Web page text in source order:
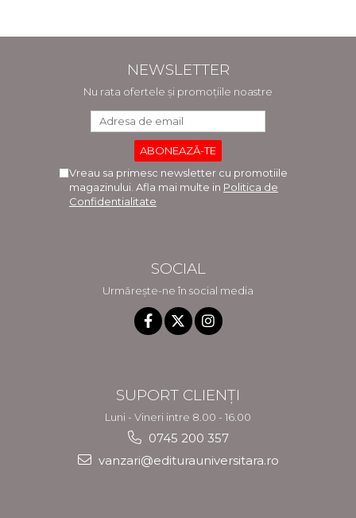
NEWSLETTER
Nu rata ofertele și promoțiile noastre
Vreau sa primesc newsletter cu promotiile
magazinului. Afla mai multe in Politica de
Confidentialitate
SOCIAL
Urmărește-ne în social media
SUPORT CLIENȚI
Luni - Vineri intre 8.00 - 16.00
0745 200 357
vanzari@editurauniversitara.ro